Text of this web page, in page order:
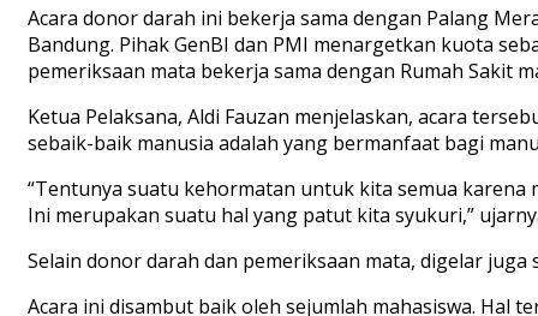
Acara donor darah ini bekerja sama dengan Palang
Bandung. Pihak GenBI dan PMI menargetkan kuota
pemeriksaan mata bekerja sama dengan Rumah Sakit
Ketua Pelaksana, Aldi Fauzan menjelaskan, acara
sebaik-baik manusia adalah yang bermanfaat bagi
“Tentunya suatu kehormatan untuk kita semua
Ini merupakan suatu hal yang patut kita syukuri,”
Selain donor darah dan pemeriksaan mata, digelar
Acara ini disambut baik oleh sejumlah mahasiswa. Hal